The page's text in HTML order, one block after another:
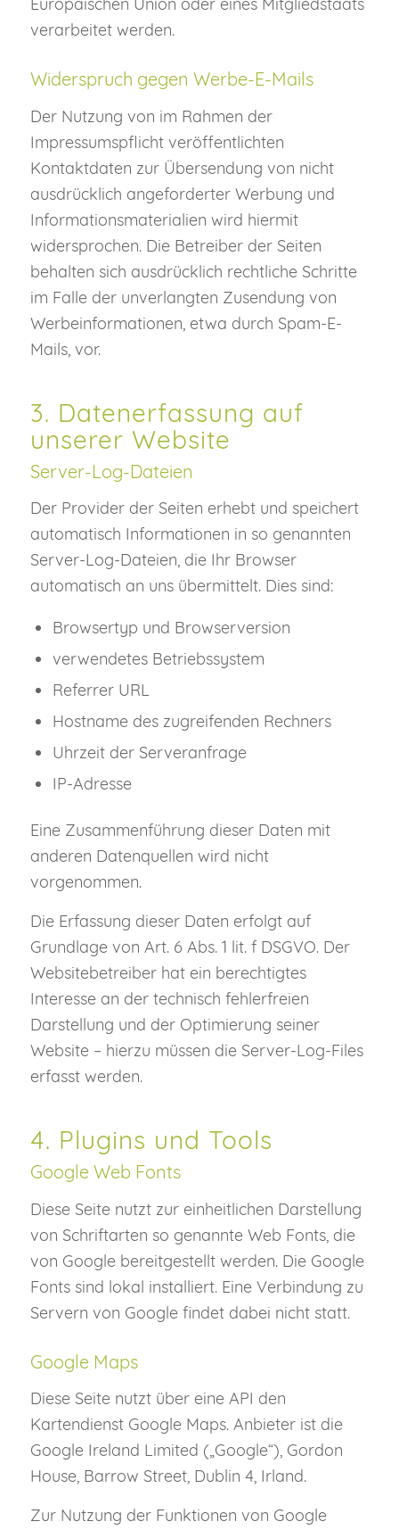
Europäischen Union oder eines Mitgliedstaats
verarbeitet werden.
Widerspruch gegen Werbe-E-Mails
Der Nutzung von im Rahmen der
Impressumspflicht veröffentlichten
Kontaktdaten zur Übersendung von nicht
ausdrücklich angeforderter Werbung und
Informationsmaterialien wird hiermit
widersprochen. Die Betreiber der Seiten
behalten sich ausdrücklich rechtliche Schritte
im Falle der unverlangten Zusendung von
Werbeinformationen, etwa durch Spam-E-
Mails, vor.
3. Datenerfassung auf
unserer Website
Server-Log-Dateien
Der Provider der Seiten erhebt und speichert
automatisch Informationen in so genannten
Server-Log-Dateien, die Ihr Browser
automatisch an uns übermittelt. Dies sind:
Browsertyp und Browserversion
verwendetes Betriebssystem
Referrer URL
Hostname des zugreifenden Rechners
Uhrzeit der Serveranfrage
IP-Adresse
Eine Zusammenführung dieser Daten mit
anderen Datenquellen wird nicht
vorgenommen.
Die Erfassung dieser Daten erfolgt auf
Grundlage von Art. 6 Abs. 1 lit. f DSGVO. Der
Websitebetreiber hat ein berechtigtes
Interesse an der technisch fehlerfreien
Darstellung und der Optimierung seiner
Website – hierzu müssen die Server-Log-Files
erfasst werden.
4. Plugins und Tools
Google Web Fonts
Diese Seite nutzt zur einheitlichen Darstellung
von Schriftarten so genannte Web Fonts, die
von Google bereitgestellt werden. Die Google
Fonts sind lokal installiert. Eine Verbindung zu
Servern von Google findet dabei nicht statt.
Google Maps
Diese Seite nutzt über eine API den
Kartendienst Google Maps. Anbieter ist die
Google Ireland Limited („Google“), Gordon
House, Barrow Street, Dublin 4, Irland.
Zur Nutzung der Funktionen von Google